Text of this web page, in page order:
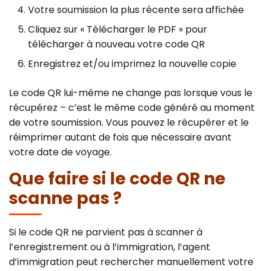
Votre soumission la plus récente sera affichée
Cliquez sur « Télécharger le PDF » pour
télécharger à nouveau votre code QR
Enregistrez et/ou imprimez la nouvelle copie
Le code QR lui-même ne change pas lorsque vous le
récupérez – c’est le même code généré au moment
de votre soumission. Vous pouvez le récupérer et le
réimprimer autant de fois que nécessaire avant
votre date de voyage.
Que faire si le code QR ne
scanne pas ?
Si le code QR ne parvient pas à scanner à
l’enregistrement ou à l’immigration, l’agent
d’immigration peut rechercher manuellement votre